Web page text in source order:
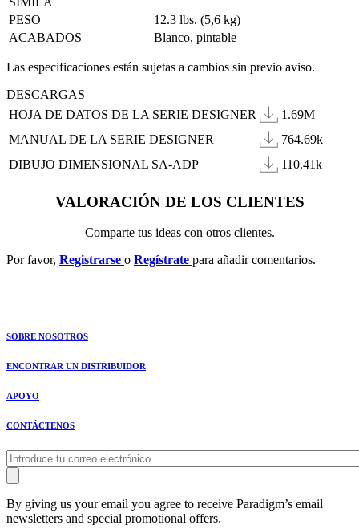
PESO
12.3 lbs. (5,6 kg)
ACABADOS
Blanco, pintable
Las especificaciones están sujetas a cambios sin previo aviso.
DESCARGAS
HOJA DE DATOS DE LA SERIE DESIGNER
1.69M
MANUAL DE LA SERIE DESIGNER
764.69k
DIBUJO DIMENSIONAL SA-ADP
110.41k
VALORACIÓN DE LOS CLIENTES
Comparte tus ideas con otros clientes.
Por favor, Registrarse o Regístrate para añadir comentarios.
SOBRE NOSOTROS
ENCONTRAR UN DISTRIBUIDOR
APOYO
CONTÁCTENOS
By giving us your email you agree to receive Paradigm’s email
newsletters and special promotional offers.